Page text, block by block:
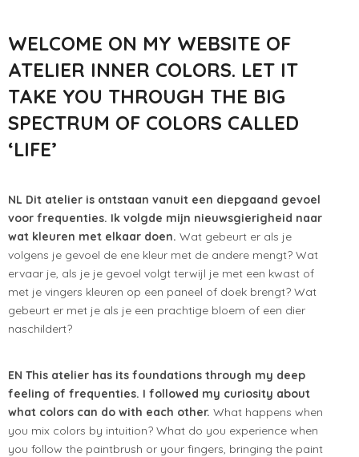
WELCOME ON MY WEBSITE OF
ATELIER INNER COLORS. LET IT
TAKE YOU THROUGH THE BIG
SPECTRUM OF COLORS CALLED
‘LIFE’
NL Dit atelier is ontstaan vanuit een diepgaand gevoel
voor frequenties. Ik volgde mijn nieuwsgierigheid naar
wat kleuren met elkaar doen. Wat gebeurt er als je
volgens je gevoel de ene kleur met de andere mengt? Wat
ervaar je, als je je gevoel volgt terwijl je met een kwast of
met je vingers kleuren op een paneel of doek brengt? Wat
gebeurt er met je als je een prachtige bloem of een dier
naschildert?
EN This atelier has its foundations through my deep
feeling of frequenties. I followed my curiosity about
what colors can do with each other. What happens when
you mix colors by intuition? What do you experience when
you follow the paintbrush or your fingers, bringing the paint